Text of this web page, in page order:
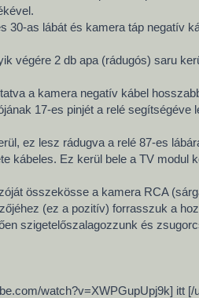
30-as lábát és kamera táp negatív
végére 2 db apa (rádugós) saru
a kamera negatív kábel
17-es pinjét a relé segítségéve
ez lesz rádugva a relé 87-es
kábeles. Ez kerül bele a TV modul
összekösse a kamera RCA
(ez a pozitív) forrasszuk a
szigetelőszalagozzunk és
watch?v=XWPGupUpj9k] itt [/